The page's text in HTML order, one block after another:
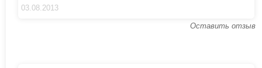
03.08.2013
Оставить отзыв